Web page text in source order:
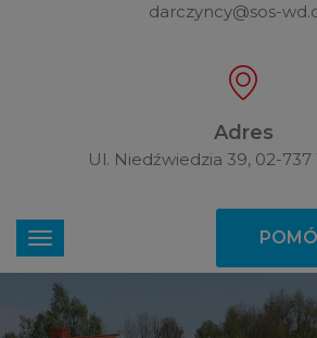
darczyncy@sos-
Adres
Ul. Niedźwiedzia 39, 02-737